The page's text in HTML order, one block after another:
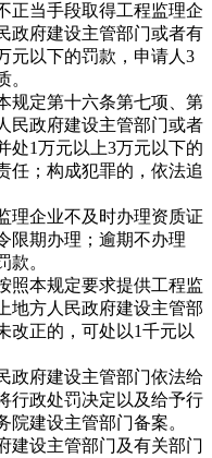
当手段取得工程监理企
政府建设主管部门或者有
元以下的罚款，申请人3
。
定第十六条第七项、第
民政府建设主管部门或者
处1万元以上3万元以下的
任；构成犯罪的，依法追
企业不及时办理资质证
限期办理；逾期不办理
款。
本规定要求提供工程监
地方人民政府建设主管部
改正的，可处以1千元以
府建设主管部门依法给
行政处罚决定以及给予行
建设主管部门备案。
设主管部门及有关部门